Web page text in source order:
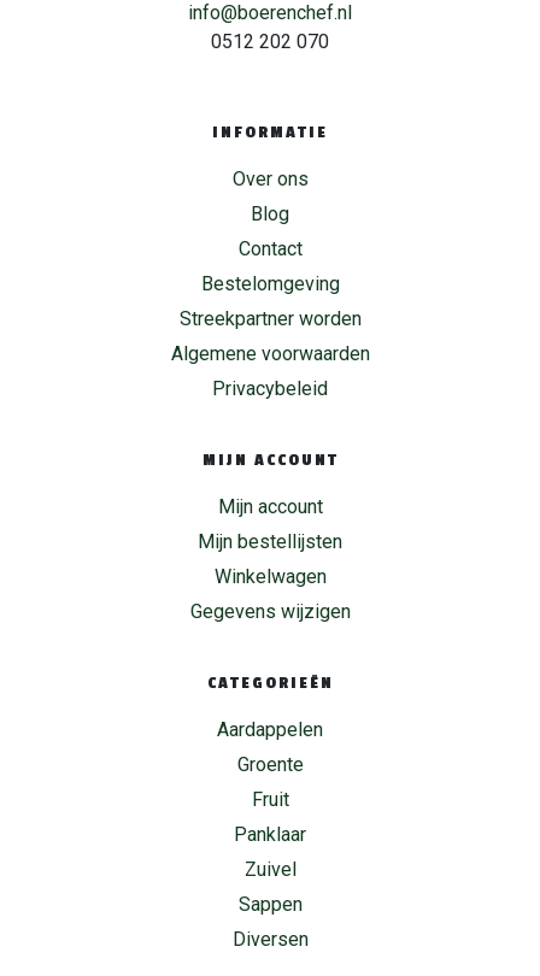
info@boerenchef.nl
0512 202 070
INFORMATIE
Over ons
Blog
Contact
Bestelomgeving
Streekpartner worden
Algemene voorwaarden
Privacybeleid
MIJN ACCOUNT
Mijn account
Mijn bestellijsten
Winkelwagen
Gegevens wijzigen
CATEGORIEËN
Aardappelen
Groente
Fruit
Panklaar
Zuivel
Sappen
Diversen